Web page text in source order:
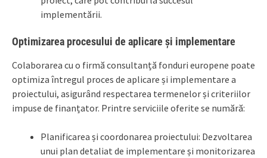
implementării.
Optimizarea procesului de aplicare și implementare
Colaborarea cu o firmă consultanță fonduri europene poate
optimiza întregul proces de aplicare și implementare a
proiectului, asigurând respectarea termenelor și criteriilor
impuse de finanțator. Printre serviciile oferite se numără:
Planificarea și coordonarea proiectului: Dezvoltarea
unui plan detaliat de implementare și monitorizarea